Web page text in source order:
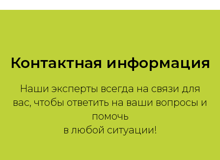
Контактная информация
Наши эксперты всегда на связи для
вас, чтобы ответить на ваши вопросы и
помочь
в любой ситуации!